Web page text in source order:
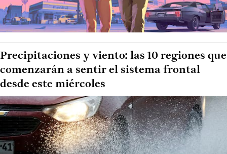
Precipitaciones y viento: las 10 regiones que
comenzarán a sentir el sistema frontal
desde este miércoles